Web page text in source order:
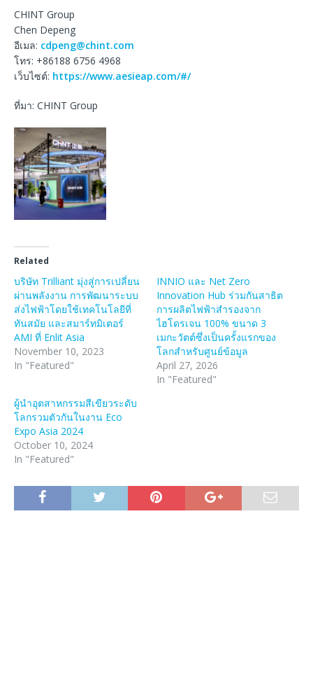
CHINT Group
Chen Depeng
อีเมล: cdpeng@chint.com
โทร: +86188 6756 4968
เว็บไซต์: https://www.aesieap.com/#/
ที่มา: CHINT Group
Related
บริษัท Trilliant มุ่งสู่การเปลี่ยน
ผ่านพลังงาน การพัฒนาระบบ
ส่งไฟฟ้าโดยใช้เทคโนโลยีที่
ทันสมัย และสมาร์ทมิเตอร์
AMI ที่ Enlit Asia
November 10, 2023
In "Featured"
INNIO และ Net Zero
Innovation Hub ร่วมกันสาธิต
การผลิตไฟฟ้าสำรองจาก
ไฮโดรเจน 100% ขนาด 3
เมกะวัตต์ซึ่งเป็นครั้งแรกของ
โลกสำหรับศูนย์ข้อมูล
April 27, 2026
In "Featured"
ผู้นำอุตสาหกรรมสีเขียวระดับ
โลกรวมตัวกันในงาน Eco
Expo Asia 2024
October 10, 2024
In "Featured"